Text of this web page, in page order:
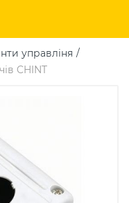
управліня
CHINT